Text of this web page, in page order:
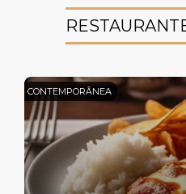
CONTEMPORÂNEA